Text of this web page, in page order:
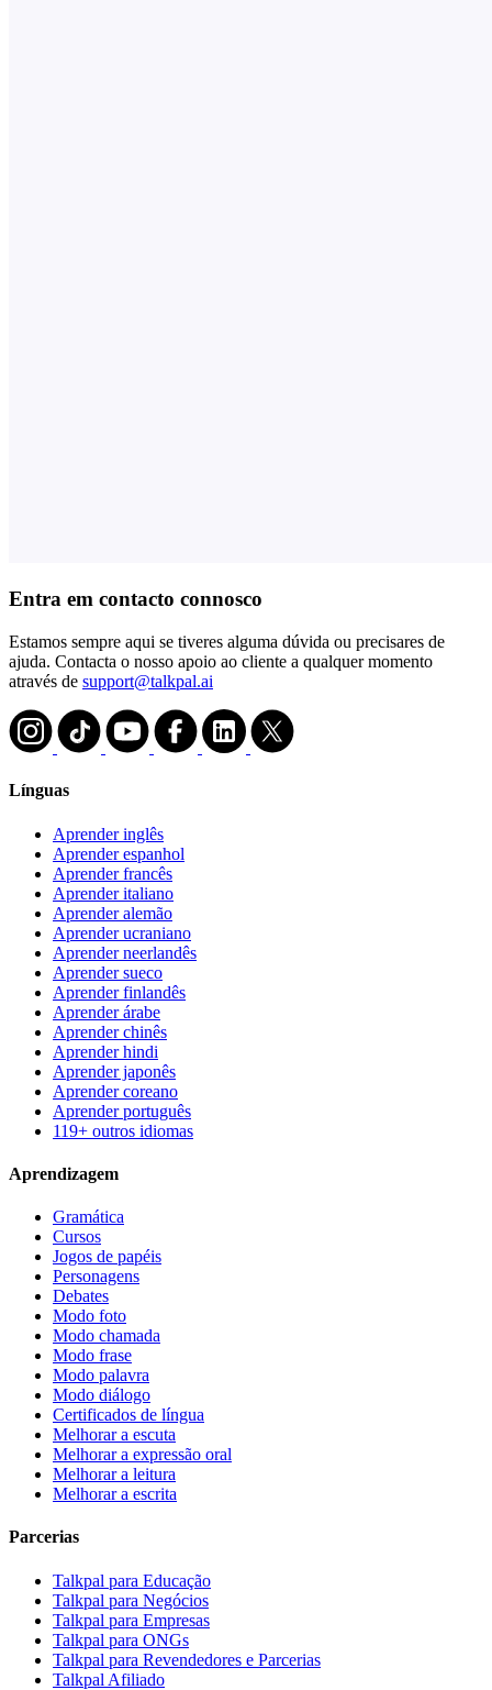
Entra em contacto connosco
Estamos sempre aqui se tiveres alguma dúvida ou precisares de
ajuda. Contacta o nosso apoio ao cliente a qualquer momento
através de support@talkpal.ai
Línguas
Aprender inglês
Aprender espanhol
Aprender francês
Aprender italiano
Aprender alemão
Aprender ucraniano
Aprender neerlandês
Aprender sueco
Aprender finlandês
Aprender árabe
Aprender chinês
Aprender hindi
Aprender japonês
Aprender coreano
Aprender português
119+ outros idiomas
Aprendizagem
Gramática
Cursos
Jogos de papéis
Personagens
Debates
Modo foto
Modo chamada
Modo frase
Modo palavra
Modo diálogo
Certificados de língua
Melhorar a escuta
Melhorar a expressão oral
Melhorar a leitura
Melhorar a escrita
Parcerias
Talkpal para Educação
Talkpal para Negócios
Talkpal para Empresas
Talkpal para ONGs
Talkpal para Revendedores e Parcerias
Talkpal Afiliado